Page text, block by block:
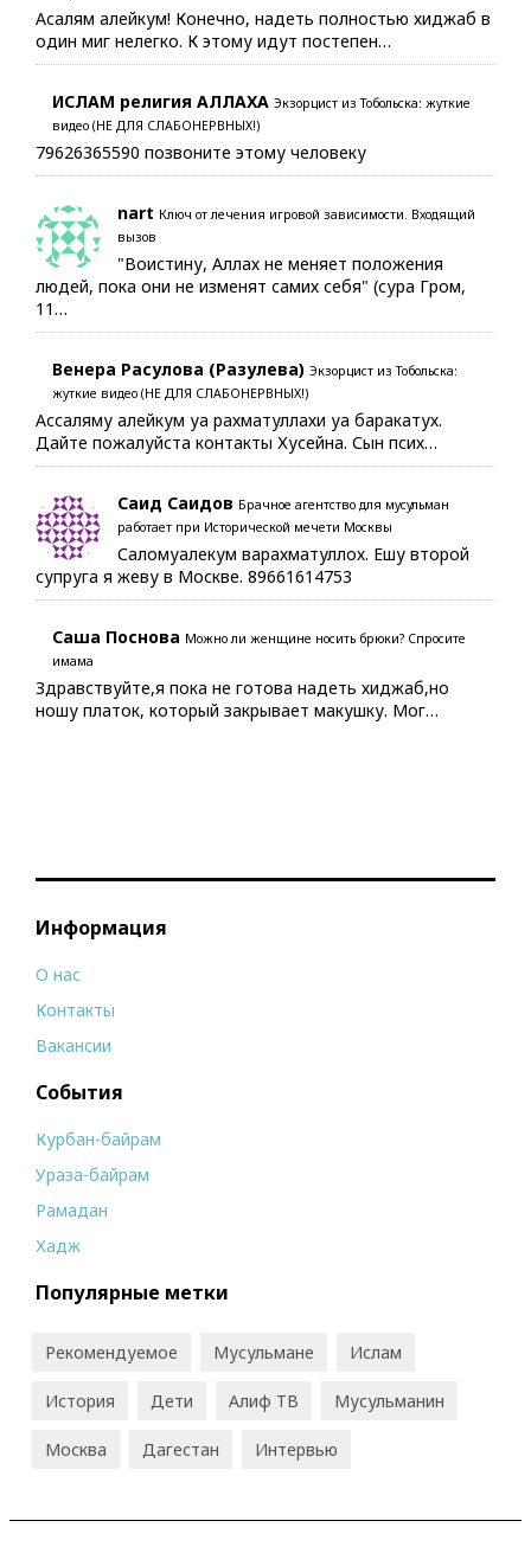
Асалям алейкум! Конечно, надеть полностью хиджаб в
один миг нелегко. К этому идут постепен…
ИСЛАМ религия АЛЛАХА Экзорцист из Тобольска: жуткие
видео (НЕ ДЛЯ СЛАБОНЕРВНЫХ!)
79626365590 позвоните этому человеку
nart Ключ от лечения игровой зависимости. Входящий
вызов
"Воистину, Аллах не меняет положения
людей, пока они не изменят самих себя" (сура Гром,
11…
Венера Расулова (Разулева) Экзорцист из Тобольска:
жуткие видео (НЕ ДЛЯ СЛАБОНЕРВНЫХ!)
Ассаляму алейкум уа рахматуллахи уа баракатух.
Дайте пожалуйста контакты Хусейна. Сын псих…
Саид Саидов Брачное агентство для мусульман
работает при Исторической мечети Москвы
Саломуалекум варахматуллох. Ешу второй
супруга я жеву в Москве. 89661614753
Саша Поснова Можно ли женщине носить брюки? Спросите
имама
Здравствуйте,я пока не готова надеть хиджаб,но
ношу платок, который закрывает макушку. Мог…
Информация
О нас
Контакты
Вакансии
События
Курбан-байрам
Ураза-байрам
Рамадан
Хадж
Популярные метки
Рекомендуемое Мусульмане Ислам
История Дети Алиф ТВ Мусульманин
Москва Дагестан Интервью